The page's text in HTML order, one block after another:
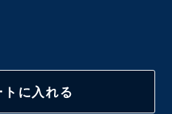
トに入れる